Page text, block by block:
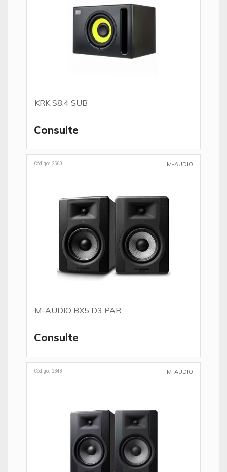
KRK S8.4 SUB
Consulte
Código: 2560 M-AUDIO
M-AUDIO BX5 D3 PAR
Consulte
Código: 2348 M-AUDIO